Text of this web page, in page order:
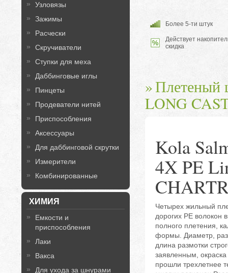
Узловязы
Зажимы
Расчески
Скручиватели
Ступки для меха
Даббинговые иглы
Пинцеты
Продеватели нитей
Приспособления
Аксессуары
Для даббинговой скрутки
Измерители
Комбинированные
ХИМИЯ
Емкости и
приспособления
Лаки
Вакса
Для ухода за шнурами
Более 5-ти штук
Действует
скидка
Плетеный
LONG
Kola
4X PE
Четырех жильный
дорогих PE волокон
полного плетения,
формы. Диаметр,
длина размотки
заявленным,
прошли трехлетнее